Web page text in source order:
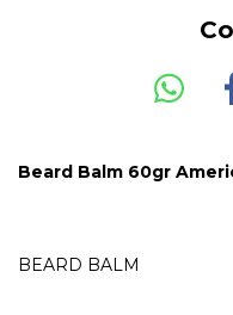
Beard Balm 60gr
BEARD BALM